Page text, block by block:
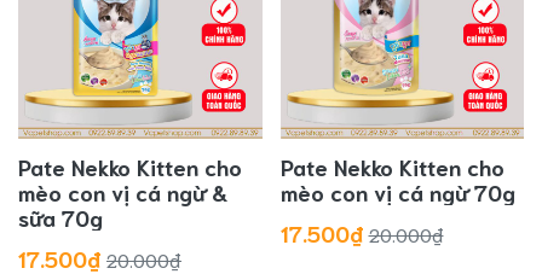
Pate Nekko Kitten cho
mèo con vị cá ngừ &
sữa 70g
17.500₫ 20.000₫
Pate Nekko Kitten cho
mèo con vị cá ngừ 70g
17.500₫ 20.000₫